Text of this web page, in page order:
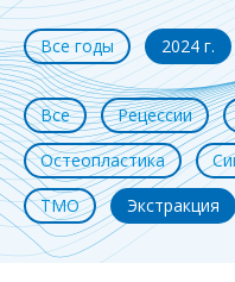
Все годы 2024 г.
Все Рецессии
Остеопластика
ТМО
Экстракция